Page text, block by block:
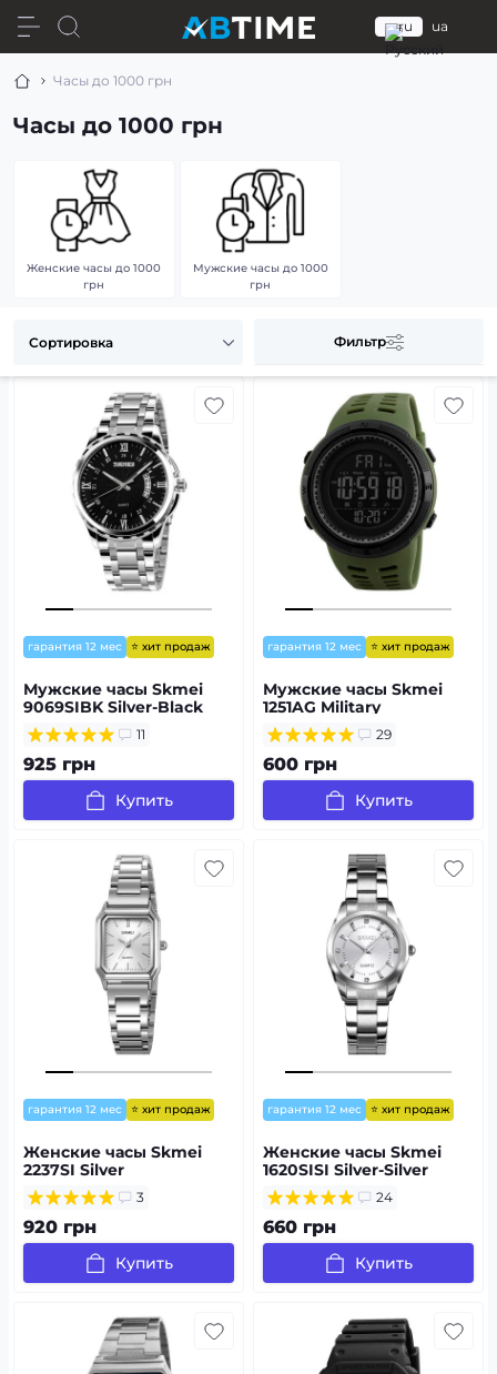
ru ua
Часы до 1000 грн
Часы до 1000 грн
Женские часы до 1000
грн
Мужские часы до 1000
грн
Фильтр
гарантия 12 мес ⭐ хит продаж
Мужские часы Skmei
9069SIBK Silver-Black
11
925 грн
Купить
гарантия 12 мес ⭐ хит продаж
Мужские часы Skmei
1251AG Military
29
600 грн
Купить
гарантия 12 мес ⭐ хит продаж
Женские часы Skmei
2237SI Silver
3
920 грн
Купить
гарантия 12 мес ⭐ хит продаж
Женские часы Skmei
1620SISI Silver-Silver
24
660 грн
Купить